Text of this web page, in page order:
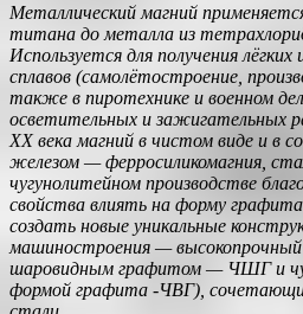
Металлический магний
титана до металла из
Используется для получения лёгких
сплавов (самолётостроение,
также в пиротехнике и военном
осветительных и зажигательных
ХХ века магний в чистом виде и в
железом — ферросиликомагния,
чугунолитейном производстве
свойства влиять на форму графита
создать новые уникальные
машиностроения — высокопрочный
шаровидным графитом — ЧШГ и
формой графита -ЧВГ),